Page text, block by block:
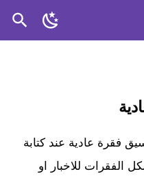
فقرة عادية عند كتابة
للاخبار او